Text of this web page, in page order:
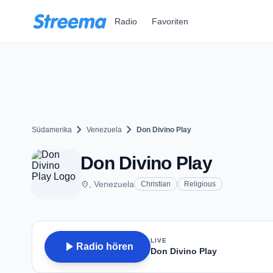
Radio Favoriten
Südamerika chevron_right Venezuela chevron_right Don Divino Play
Don Divino Play
place , Venezuela Christian Religious
play_arrow Radio hören
LIVE
Don Divino Play